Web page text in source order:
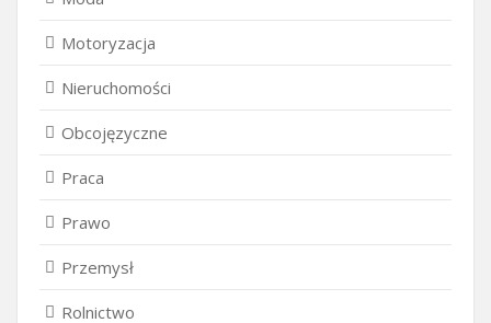
Motoryzacja
Nieruchomości
Obcojęzyczne
Praca
Prawo
Przemysł
Rolnictwo